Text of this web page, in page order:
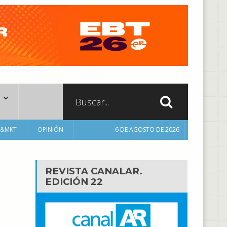
OPINIÓN 6 DE AGOSTO DE 2026
REVISTA CANALAR.
EDICIÓN 22